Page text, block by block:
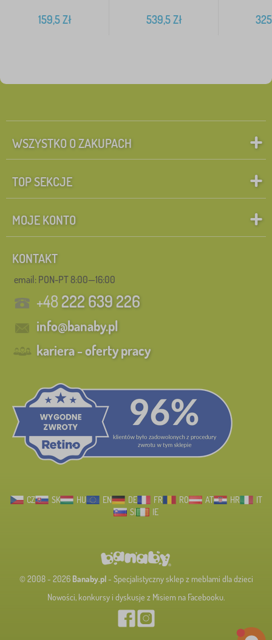
159,5Zł 539,5Zł
WSZYSTKO O ZAKUPACH
TOP SEKCJE
MOJE KONTO
KONTAKT
email: PON-PT 8:00—16:00
+48222 639 226
info@banaby.pl
kariera - oferty pracy
CZ SK HU EN DE FR RO AT HR
IT
SI
IE
© 2008 - 2026 Banaby.pl- Specjalistyczny sklep z meblami dla dzieci
Nowości, konkursy i dyskusje z Misiem na Facebooku.